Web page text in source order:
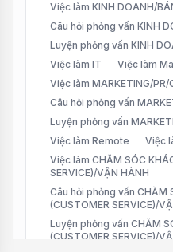
Việc làm KINH DOANH/
Câu hỏi phỏng vấn KINH
Luyện phỏng vấn KINH
Việc làm IT
Việc làm
Việc làm MARKETING/PR/
Câu hỏi phỏng vấn
Luyện phỏng vấn
Việc làm Remote
Việc
Việc làm CHĂM SÓC
SERVICE)/VẬN HÀNH
Câu hỏi phỏng vấn CHĂM
(CUSTOMER SERVICE)/
Luyện phỏng vấn CHĂM
(CUSTOMER SERVICE)/